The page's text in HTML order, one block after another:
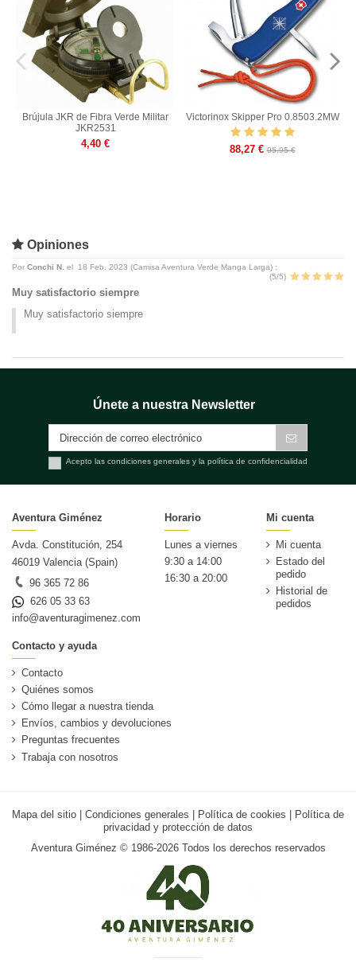
Brújula JKR de Fibra Verde Militar
JKR2531
4,40 €
Victorinox Skipper Pro 0.8503.2MW
88,27 € 95,95 €
Opiniones
Por Conchi N. el 18 Feb. 2023 (Camisa Aventura Verde Manga Larga) :
(5/5)
Muy satisfactorio siempre
Muy satisfactorio siempre
Únete a nuestra Newsletter
Acepto las condiciones generales y la política de confidencialidad
Aventura Giménez
Avda. Constitución, 254
46019 Valencia (Spain)
96 365 72 86
626 05 33 63
info@aventuragimenez.com
Horario
Lunes a viernes
9:30 a 14:00
16:30 a 20:00
Mi cuenta
Mi cuenta
Estado del
pedido
Historial de
pedidos
Contacto y ayuda
Contacto
Quiénes somos
Cómo llegar a nuestra tienda
Envíos, cambios y devoluciones
Preguntas frecuentes
Trabaja con nosotros
Mapa del sitio Condiciones generales Política de cookies
Política de
privacidad y protección de datos
Aventura Giménez © 1986-2026 Todos los derechos reservados